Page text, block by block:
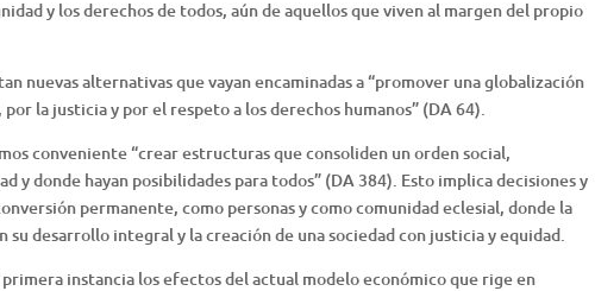
y los derechos de todos, aún de aquellos que viven al margen del propio
nuevas alternativas que vayan encaminadas a “promover una globalización
la justicia y por el respeto a los derechos humanos” (DA 64).
conveniente “crear estructuras que consoliden un orden social,
y donde hayan posibilidades para todos” (DA 384). Esto implica decisiones y
permanente, como personas y como comunidad eclesial, donde la
desarrollo integral y la creación de una sociedad con justicia y equidad.
instancia los efectos del actual modelo económico que rige en